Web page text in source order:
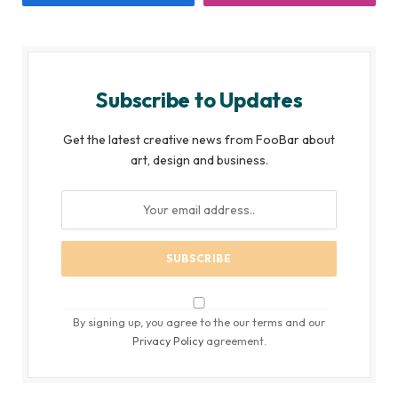
Subscribe to Updates
Get the latest creative news from FooBar about
art, design and business.
By signing up, you agree to the our terms and our
Privacy Policyagreement.